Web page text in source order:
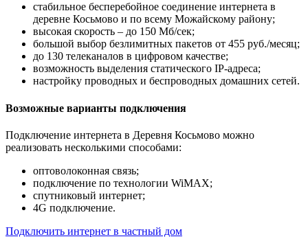
стабильное бесперебойное соединение интернета в
деревне Косьмово и по всему Можайскому району;
высокая скорость – до 150 Мб/сек;
большой выбор безлимитных пакетов от 455 руб./месяц;
до 130 телеканалов в цифровом качестве;
возможность выделения статического IP-адреса;
настройку проводных и беспроводных домашних сетей.
Возможные варианты подключения
Подключение интернета в Деревня Косьмово можно
реализовать несколькими способами:
оптоволоконная связь;
подключение по технологии WiMAX;
спутниковый интернет;
4G подключение.
Подключить интернет в частный дом